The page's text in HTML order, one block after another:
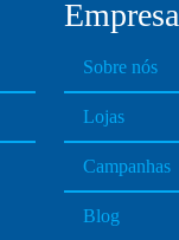
Empresa
Sobre nós
Lojas
Campanhas
Blog